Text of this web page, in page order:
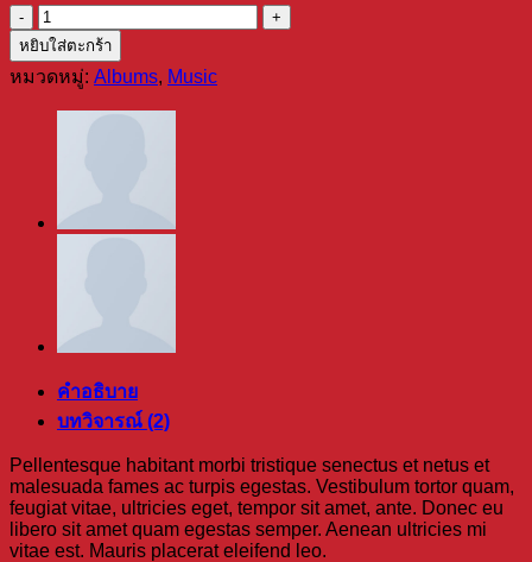
จำนวน
Woo
Album
#4
ชิ้น
หยิบใส่ตะกร้า
หมวดหมู่: Albums, Music
คำอธิบาย
บทวิจารณ์ (2)
Pellentesque habitant morbi tristique senectus et netus et
malesuada fames ac turpis egestas. Vestibulum tortor quam,
feugiat vitae, ultricies eget, tempor sit amet, ante. Donec eu
libero sit amet quam egestas semper. Aenean ultricies mi
vitae est. Mauris placerat eleifend leo.